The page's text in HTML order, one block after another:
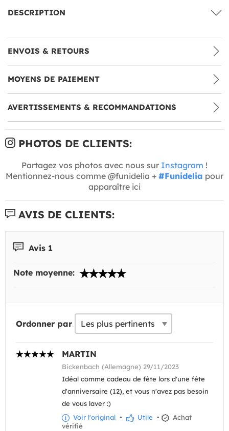
DESCRIPTION
ENVOIS & RETOURS
MOYENS DE PAIEMENT
AVERTISSEMENTS & RECOMMANDATIONS
PHOTOS DE CLIENTS:
Partagez vos photos avec nous sur Instagram !
Mentionnez-nous comme @funidelia + #Funidelia pour
apparaître ici
AVIS DE CLIENTS:
Avis 1
Note moyenne:
Ordonner par
MARTIN
Bickenbach (Allemagne) 29/11/2023
Idéal comme cadeau de fête lors d'une fête
d'anniversaire (12), et vous n'avez pas besoin
de vous laver :)
Voir l'original • Utile •
Achat
vérifié